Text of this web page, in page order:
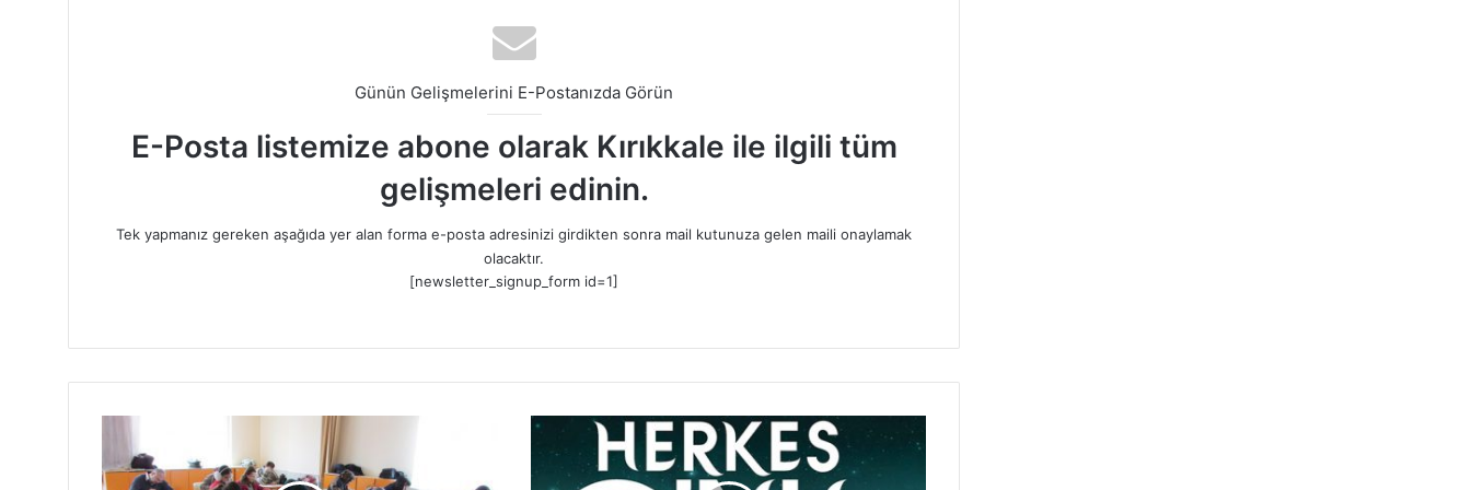
Günün Gelişmelerini E-Postanızda Görün
E-Posta listemize abone olarak Kırıkkale ile ilgili tüm
gelişmeleri edinin.
Tek yapmanız gereken aşağıda yer alan forma e-posta adresinizi girdikten sonra mail kutunuza gelen maili onaylamak
olacaktır.
[newsletter_signup_form id=1]
l